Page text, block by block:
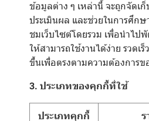
ข้อมูลต่าง ๆ เหล่านี้ จะถูกจัดเก็
ประเมินผล และช่วยในการศึก
ชมเว็บไซต์โดยรวม เพื่อนำไ
ให้สามารถใช้งานได้ง่าย รวดเ
ขึ้นเพื่อตรงตามความต้องการ
3. ประเภทของคุกกี้ที่ใช้
ประเภทคุกกี้ ร